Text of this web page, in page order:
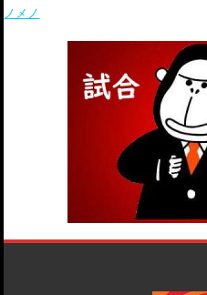
Post navigation
ノメノ